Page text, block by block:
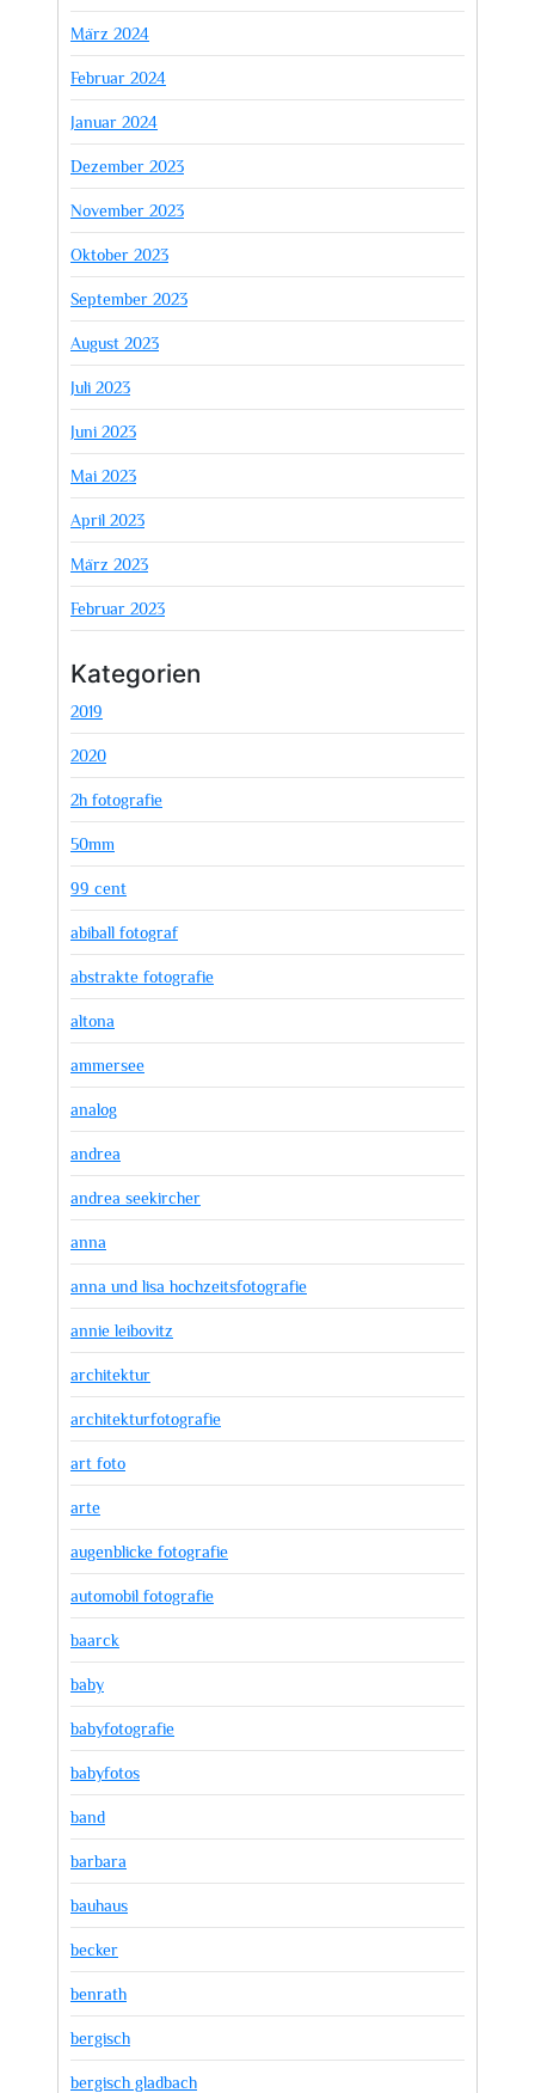
März 2024
Februar 2024
Januar 2024
Dezember 2023
November 2023
Oktober 2023
September 2023
August 2023
Juli 2023
Juni 2023
Mai 2023
April 2023
März 2023
Februar 2023
Kategorien
2019
2020
2h fotografie
50mm
99 cent
abiball fotograf
abstrakte fotografie
altona
ammersee
analog
andrea
andrea seekircher
anna
anna und lisa hochzeitsfotografie
annie leibovitz
architektur
architekturfotografie
art foto
arte
augenblicke fotografie
automobil fotografie
baarck
baby
babyfotografie
babyfotos
band
barbara
bauhaus
becker
benrath
bergisch
bergisch gladbach